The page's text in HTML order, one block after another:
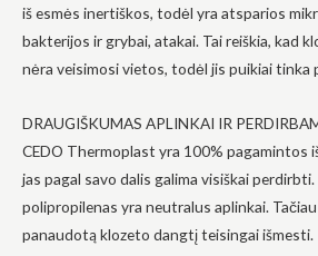
iš esmės inertiškos, todėl yra atsparios
bakterijos ir grybai, atakai. Tai reiškia, kad
nėra veisimosi vietos, todėl jis puikiai tinka
DRAUGIŠKUMAS APLINKAI IR
CEDO Thermoplast yra 100% pagamintos
jas pagal savo dalis galima visiškai
polipropilenas yra neutralus aplinkai.
panaudotą klozeto dangtį teisingai išmesti.
privalomi.
reikalingi,
kad
Statistika
pagerinti
svetainės